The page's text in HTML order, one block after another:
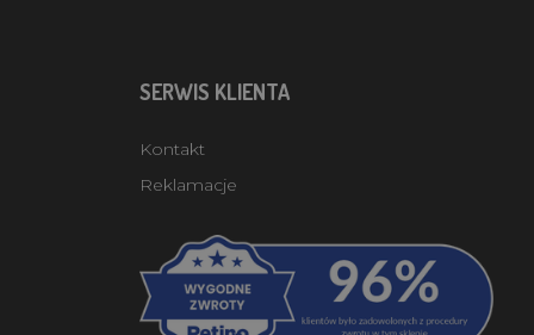
SERWIS KLIENTA
Kontakt
Reklamacje